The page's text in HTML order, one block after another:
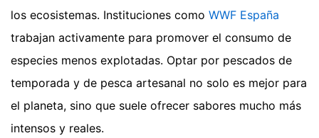
los ecosistemas. Instituciones como WWF España
trabajan activamente para promover el consumo de
especies menos explotadas. Optar por pescados de
temporada y de pesca artesanal no solo es mejor para
el planeta, sino que suele ofrecer sabores mucho más
intensos y reales.